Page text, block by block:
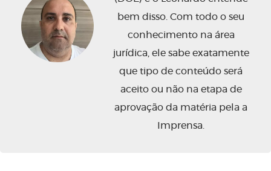
bem disso. Com todo o seu
conhecimento na área
jurídica, ele sabe exatamente
que tipo de conteúdo será
aceito ou não na etapa de
aprovação da matéria pela a
Imprensa.